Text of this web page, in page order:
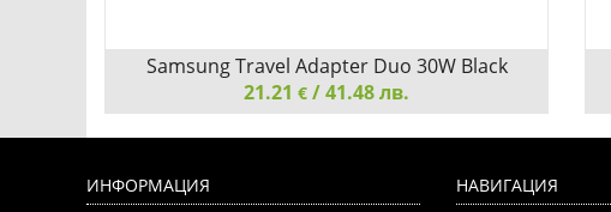
Samsung Travel Adapter Duo 30W Black
21.21 € / 41.48 лв.
ИНФОРМАЦИЯ НАВИГАЦИЯ